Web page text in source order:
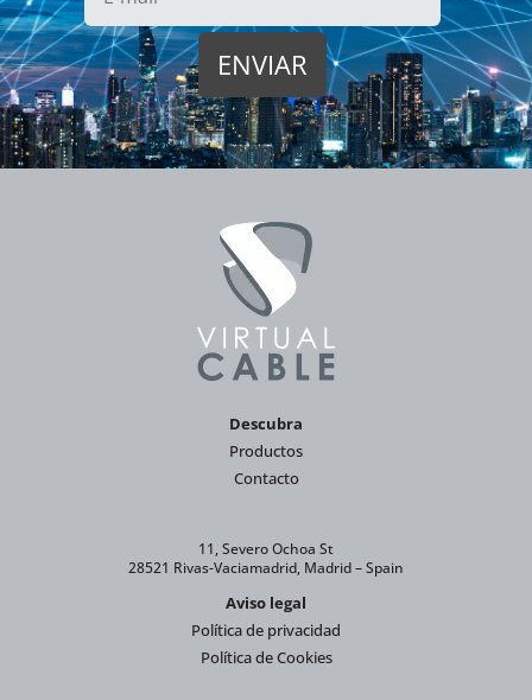
Descubra
Productos
Contacto
11, Severo Ochoa St
28521 Rivas-Vaciamadrid, Madrid – Spain
Aviso legal
Política de privacidad
Política de Cookies